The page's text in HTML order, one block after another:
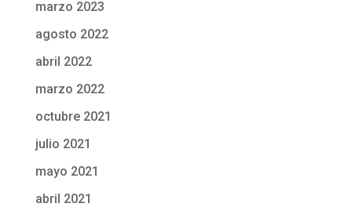
marzo 2023
agosto 2022
abril 2022
marzo 2022
octubre 2021
julio 2021
mayo 2021
abril 2021